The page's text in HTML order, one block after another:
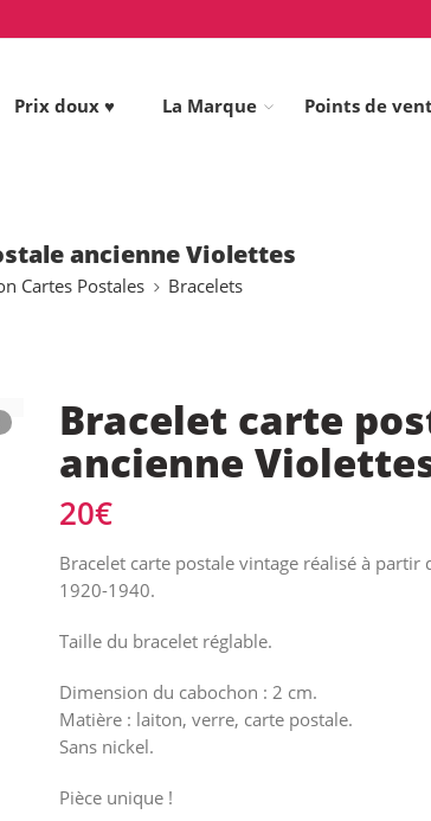
Prix doux ♥ La Marque Points de
ancienne Violettes
Cartes Postales Bracelets
Bracelet carte
ancienne
20€
Bracelet carte postale vintage réalisé à partir
1920-1940.
Taille du bracelet réglable.
Dimension du cabochon : 2 cm.
Matière : laiton, verre, carte postale.
Sans nickel.
Pièce unique !